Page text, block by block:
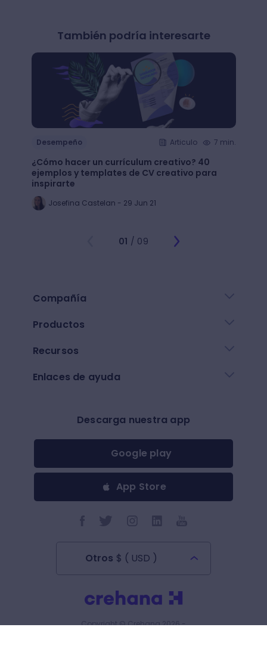
También podría interesarte
Desempeño Articulo 7 min.
¿Cómo hacer un currículum creativo? 40
ejemplos y templates de CV creativo para
inspirarte
Josefina Castelan - 29 Jun 21
01 / 09
Compañía
Productos
Recursos
Enlaces de ayuda
Descarga nuestra app
Google play
App Store
Otros $ ( USD )